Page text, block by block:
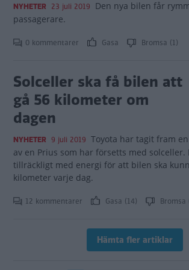
NYHETER 23 juli 2019 Den nya bilen får
passagerare.
0 kommentarer Gasa Bromsa (1)
Solceller ska få bilen att
gå 56 kilometer om
dagen
NYHETER 9 juli 2019 Toyota har tagit fram
av en Prius som har försetts med solceller.
tillräckligt med energi för att bilen ska
kilometer varje dag.
12 kommentarer Gasa (14) Bromsa
Hämta fler artiklar